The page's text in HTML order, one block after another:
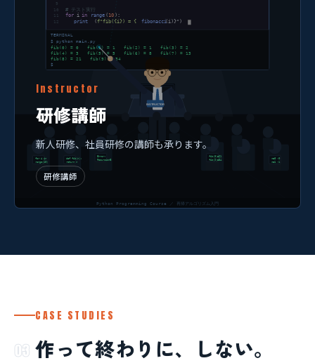
Instructor
研修講師
新人研修、社員研修の講師も承ります。
研修講師
CASE STUDIES
03 作って終わりに、しない。